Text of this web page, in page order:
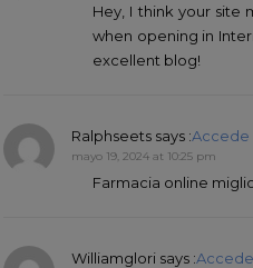
Hey, I think your site
when opening in
excellent blog!
Ralphseets says :Accede
mayo 19, 2024 at 10:25 pm
Farmacia online
Williamglori says :